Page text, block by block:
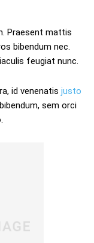
Praesent mattis
bibendum nec.
feugiat nunc.
id venenatis justo
sem orci